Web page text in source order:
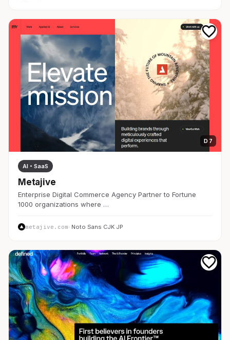
D 7
AI・SaaS
Metajive
Enterprise Digital Commerce Agency Partner to Fortune
1000 organizations where …
metajive.com· Noto Sans CJK JP